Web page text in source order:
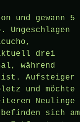
und gewann 5
drei
während
ist. Aufsteiger
und möchte
Neulinge
sich am